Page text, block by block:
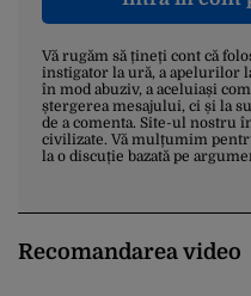
Vă rugăm să țineți cont că
instigator la ură, a apelurilor
în mod abuziv, a aceluiași
ștergerea mesajului, ci și la
de a comenta. Site-ul nostru
civilizate. Vă mulțumim
la o discuție bazată pe
Recomandarea video